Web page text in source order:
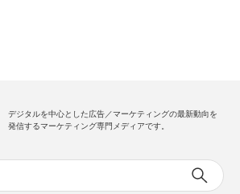
デジタルを中心とした広告／マーケティングの最新動向を
発信するマーケティング専門メディアです。